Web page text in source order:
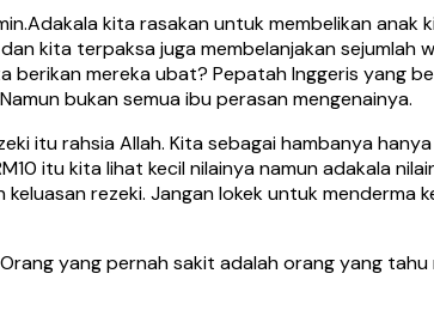
kita rasakan untuk membelikan anak
kita terpaksa juga membelanjakan sejumlah
mereka ubat? Pepatah Inggeris yang
bukan semua ibu perasan mengenainya.
itu rahsia Allah. Kita sebagai hambanya
itu kita lihat kecil nilainya namun adakala
rezeki. Jangan lokek untuk menderma
yang pernah sakit adalah orang yang tahu